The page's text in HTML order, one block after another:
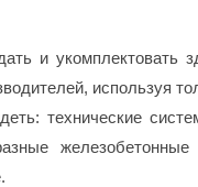
и укомплектовать
используя
технические